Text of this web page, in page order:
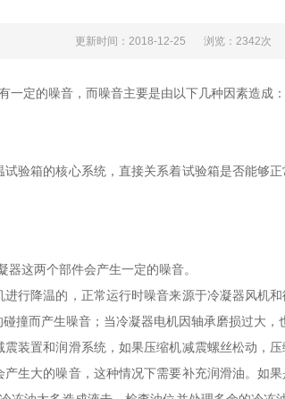
更新时间：2018-12-25 浏览：2342次
一定的噪音，而噪音主要是由以下几种因素造成：
验箱的核心系统，直接关系着试验箱是否能够
这两个部件会产生一定的噪音。
行降温的，正常运行时噪音来源于冷凝器风机
撞而产生噪音；当冷凝器电机因轴承磨损过大，
装置和润滑系统，如果压缩机减震螺丝松动，
生大的噪音，这种情况下需要补充润滑油。如